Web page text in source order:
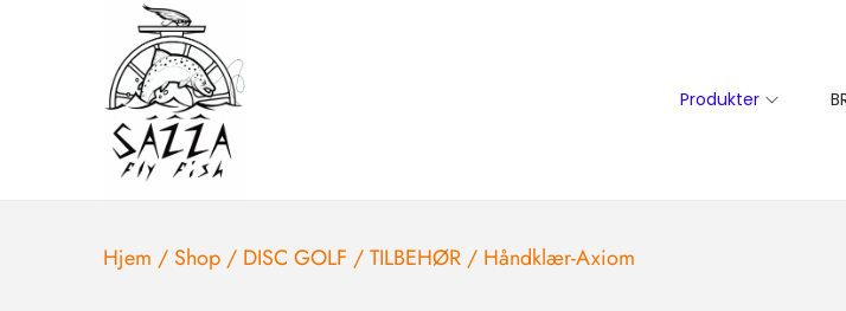
Produkter
Hjem / Shop / DISC GOLF /TILBEHØR / Håndklær-Axiom